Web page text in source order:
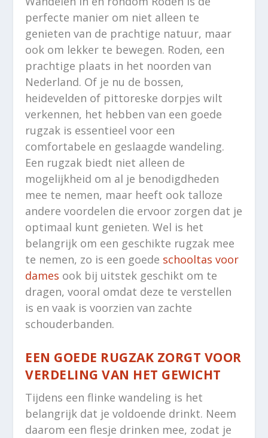
perfecte manier om niet alleen te
genieten van de prachtige natuur, maar
ook om lekker te bewegen. Roden, een
prachtige plaats in het noorden van
Nederland. Of je nu de bossen,
heidevelden of pittoreske dorpjes wilt
verkennen, het hebben van een goede
rugzak is essentieel voor een
comfortabele en geslaagde wandeling.
Een rugzak biedt niet alleen de
mogelijkheid om al je benodigdheden
mee te nemen, maar heeft ook talloze
andere voordelen die ervoor zorgen dat je
optimaal kunt genieten. Wel is het
belangrijk om een geschikte rugzak mee
te nemen, zo is een goede schooltas voor
dames ook bij uitstek geschikt om te
dragen, vooral omdat deze te verstellen
is en vaak is voorzien van zachte
schouderbanden.
EEN GOEDE RUGZAK ZORGT VOOR
VERDELING VAN HET GEWICHT
Tijdens een flinke wandeling is het
belangrijk dat je voldoende drinkt. Neem
daarom een flesje drinken mee, zodat je